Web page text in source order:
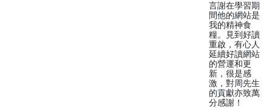
言謝在學習期
間他的網站是
我的精神食
糧。見到好讀
重啟，有心人
延續好讀網站
的營運和更
新，很是感
激，對周先生
的貢獻亦致萬
分感謝！